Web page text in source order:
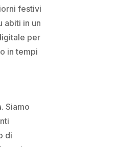
festivi
abiti in un
per
in tempi
Siamo
di